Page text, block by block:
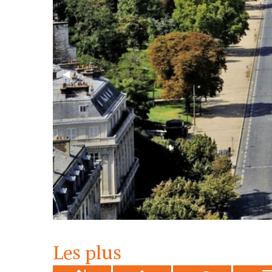
Previous Slide
◀︎
Les plus